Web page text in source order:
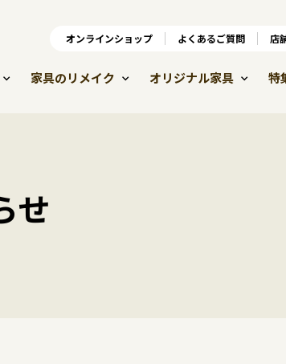
オンラインショップ よ
家具のリメイク オリジナル家具 特
オンラインショップ よくあるご質問 店
せ